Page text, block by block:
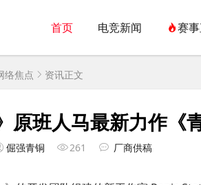
首页 电竞新闻 赛
络焦点 资讯正文
原班人马最新力作
倔强青铜 261 厂商供稿